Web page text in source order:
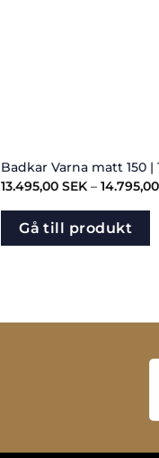
Badkar Varna matt 150 |
13.495,00 SEK– 14.795,00
Gå till produkt